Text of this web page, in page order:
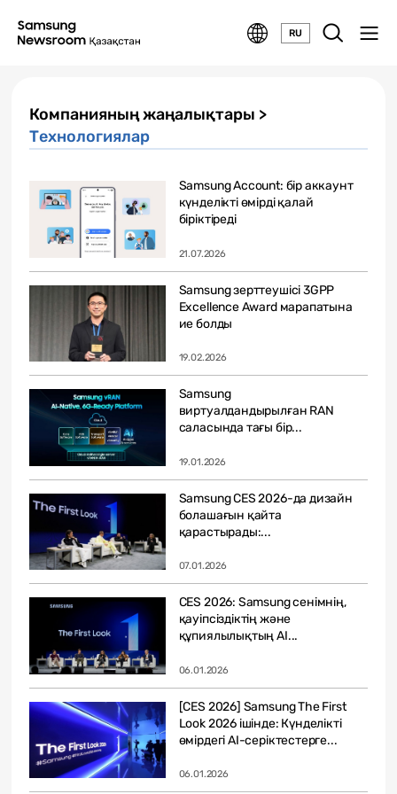
RU
Компанияның жаңалықтары >
Технологиялар
Samsung Account: бір аккаунт
күнделікті өмірді қалай
біріктіреді
21.07.2026
Samsung зерттеушісі 3GPP
Excellence Award марапатына
ие болды
19.02.2026
Samsung
виртуалдандырылған RAN
саласында тағы бір...
19.01.2026
Samsung CES 2026-да дизайн
болашағын қайта
қарастырады:...
07.01.2026
CES 2026: Samsung сенімнің,
қауіпсіздіктің және
құпиялылықтың AI...
06.01.2026
[CES 2026] Samsung The First
Look 2026 ішінде: Күнделікті
өмірдегі AI-серіктестерге...
06.01.2026